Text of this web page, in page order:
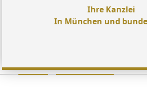
Ihre Kanzlei
In München und